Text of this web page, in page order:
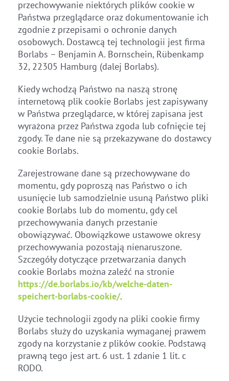
przechowywanie niektórych plików cookie w
Państwa przeglądarce oraz dokumentowanie ich
zgodnie z przepisami o ochronie danych
osobowych. Dostawcą tej technologii jest firma
Borlabs – Benjamin A. Bornschein, Rübenkamp
32, 22305 Hamburg (dalej Borlabs).
Kiedy wchodzą Państwo na naszą stronę
internetową plik cookie Borlabs jest zapisywany
w Państwa przeglądarce, w której zapisana jest
wyrażona przez Państwa zgoda lub cofnięcie tej
zgody. Te dane nie są przekazywane do dostawcy
cookie Borlabs.
Zarejestrowane dane są przechowywane do
momentu, gdy poproszą nas Państwo o ich
usunięcie lub samodzielnie usuną Państwo pliki
cookie Borlabs lub do momentu, gdy cel
przechowywania danych przestanie
obowiązywać. Obowiązkowe ustawowe okresy
przechowywania pozostają nienaruszone.
Szczegóły dotyczące przetwarzania danych
cookie Borlabs można zaleźć na stronie
https://de.borlabs.io/kb/welche-daten-
speichert-borlabs-cookie/.
Użycie technologii zgody na pliki cookie firmy
Borlabs służy do uzyskania wymaganej prawem
zgody na korzystanie z plików cookie. Podstawą
prawną tego jest art. 6 ust. 1 zdanie 1 lit. c
RODO.